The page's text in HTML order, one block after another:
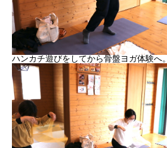
ハンカチ遊びをしてから骨盤ヨガ体験へ。